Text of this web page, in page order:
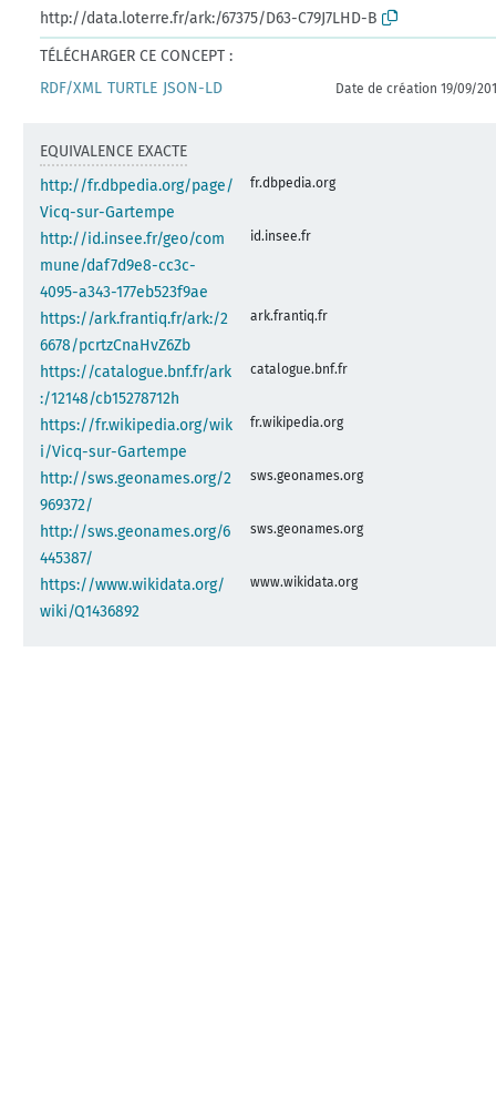
http://data.loterre.fr/ark:/67375/D63-C79J7LHD-B
TÉLÉCHARGER CE CONCEPT :
RDF/XML TURTLE JSON-LD Date de création 19/09/
EQUIVALENCE EXACTE
http://fr.dbpedia.org/page/
Vicq-sur-Gartempe
fr.dbpedia.org
http://id.insee.fr/geo/com
mune/daf7d9e8-cc3c-
4095-a343-177eb523f9ae
id.insee.fr
https://ark.frantiq.fr/ark:/2
6678/pcrtzCnaHvZ6Zb
ark.frantiq.fr
https://catalogue.bnf.fr/ark
:/12148/cb15278712h
catalogue.bnf.fr
https://fr.wikipedia.org/wik
i/Vicq-sur-Gartempe
fr.wikipedia.org
http://sws.geonames.org/2
969372/
sws.geonames.org
http://sws.geonames.org/6
445387/
sws.geonames.org
https://www.wikidata.org/
wiki/Q1436892
www.wikidata.org